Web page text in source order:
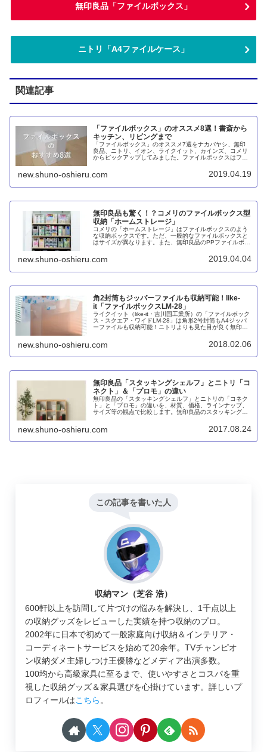
無印良品「ファイルボックス」
ニトリ「A4ファイルケース」
関連記事
「ファイルボックス」のオススメ8選！書斎から
キッチン、リビングまで
「ファイルボックス」のオススメ7選をナカバヤシ、無印
良品、ニトリ、イオン、ライクイット、カインズ、コメリ
からピックアップしてみました。ファイルボックスはファ
らば用途に合わせて選んだほうが良いですね。
new.shuno-oshieru.com 2019.04.19
無印良品も驚く！？コメリのファイルボックス型
収納「ホームストレージ」
コメリの「ホームストレージ」はファイルボックスのよう
な収納ボックスです。ただ、一般的なファイルボックスと
はサイズが異なります。また、無印良品のPPファイルボッ
new.shuno-oshieru.com 2019.04.04
角2封筒もジッパーファイルも収納可能！like-
it「ファイルボックスLM-28」
ライクイット（like-it・吉川国工業所）の「ファイルボック
ス・スクエア・ワイドLM-28」は角形2号封筒もA4ジッパ
ーファイルも収納可能！ニトリよりも見た目が良く無印良
new.shuno-oshieru.com 2018.02.06
無印良品「スタッキングシェルフ」とニトリ「コ
ネクト」＆「プロモ」の違い
無印良品の「スタッキングシェルフ」とニトリの「コネク
ト」と「プロモ」の違いを、材質、価格、ラインナップ、
サイズ等の観点で比較します。無印良品のスタッキングシ
new.shuno-oshieru.com 2017.08.24
この記事を書いた人
収納マン（芝谷 浩）
600軒以上を訪問して片づけの悩みを解決し、1千点以上
の収納グッズをレビューした実績を持つ収納のプロ。
2002年に日本で初めて一般家庭向け収納＆インテリア・
コーディネートサービスを始めて20余年。TVチャンピオ
ン収納ダメ主婦しつけ王優勝などメディア出演多数。
100均から高級家具に至るまで、使いやすさとコスパを重
視した収納グッズ＆家具選びを心掛けています。詳しいプ
ロフィールはこちら 。